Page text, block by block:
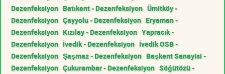
Dezenfeksiyon Batıkent - Dezenfeksiyon Ümitköy -
Dezenfeksiyon Çayyolu - Dezenfeksiyon Eryaman -
Dezenfeksiyon Kızılay - Dezenfeksiyon Yapracık -
Dezenfeksiyon İvedik - Dezenfeksiyon İvedik OSB -
Dezenfeksiyon Şaşmaz - Dezenfeksiyon Başkent Sanayisi -
Dezenfeksiyon Çukurambar - Dezenfeksiyon Söğütözü -